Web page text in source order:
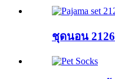
ชุดนอน 2126